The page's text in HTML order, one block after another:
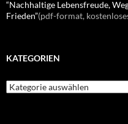
“Nachhaltige Lebensfreude,
Frieden”(pdf-format,
KATEGORIEN
K